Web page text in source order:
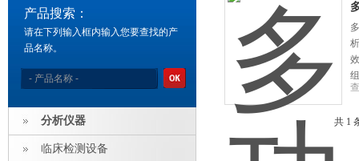
产品搜索：
请在下列输入框内输入您要查找的产
品名称。
分析仪器
临床检测设备
共 1